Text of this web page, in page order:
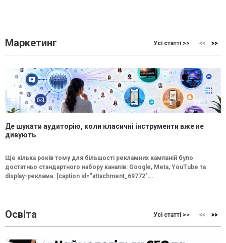
Маркетинг Усі статті >>
Де шукати аудиторію, коли класичні інструменти вже не
дивують
Ще кілька років тому для більшості рекламних кампаній було
достатньо стандартного набору каналів: Google, Meta, YouTube та
display-реклама. [caption id="attachment_69772"...
Освіта Усі статті >>